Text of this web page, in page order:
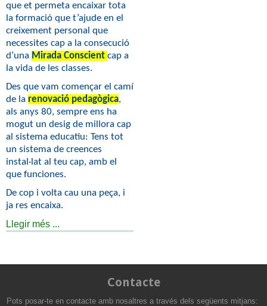
que et permeta encaixar tota
la formació que t’ajude en el
creixement personal que
necessites cap a la consecució
d’una Mirada Conscient cap a
la vida de les classes.
Des que vam començar el camí
de la renovació pedagògica,
als anys 80, sempre ens ha
mogut un desig de millora cap
al sistema educatiu: Tens tot
un sistema de creences
instal·lat al teu cap, amb el
que funciones.
De cop i volta cau una peça, i
ja res encaixa.
Llegir més ...
Contacte
Pots posar-te en contacte amb nosaltres a través dels següents mitjans: